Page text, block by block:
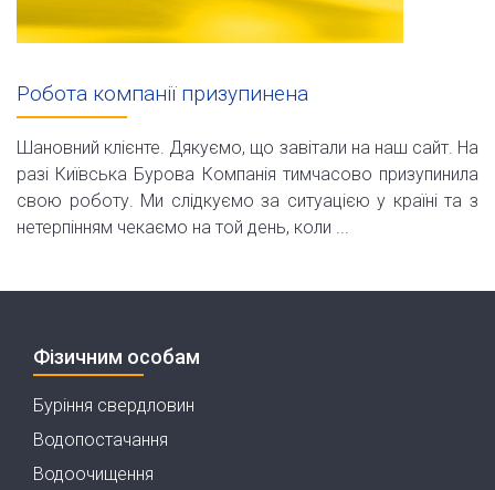
Робота компанії призупинена
Шановний клієнте. Дякуємо, що завітали на наш сайт. На
разі Київська Бурова Компанія тимчасово призупинила
свою роботу. Ми слідкуємо за ситуацією у країні та з
нетерпінням чекаємо на той день, коли ...
Фізичним особам
Буріння свердловин
Водопостачання
Водоочищення